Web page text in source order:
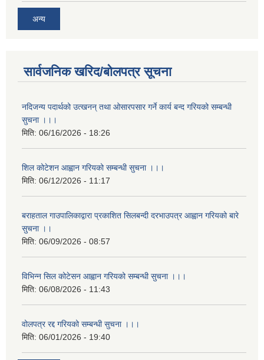
अन्य
सार्वजनिक खरिद/बोलपत्र सूचना
नदिजन्य पदार्थको उत्खनन् तथा ओसारपसार गर्ने कार्य बन्द गरियको सम्बन्धी
सुचना ।।।
मिति: 06/16/2026 - 18:26
शिल कोटेशन आह्वान गरियको सम्बन्धी सुचना ।।।
मिति: 06/12/2026 - 11:17
बराहताल गाउपालिकाद्वारा प्रकाशित सिलबन्दी दरभाउपत्र आह्वान गरियको बारे
सुचना ।।
मिति: 06/09/2026 - 08:57
विभिन्न सिल कोटेसन आह्वान गरियको सम्बन्धी सुचना ।।।
मिति: 06/08/2026 - 11:43
वोलपत्र रद्द गरियको सम्बन्धी सुचना ।।।
मिति: 06/01/2026 - 19:40